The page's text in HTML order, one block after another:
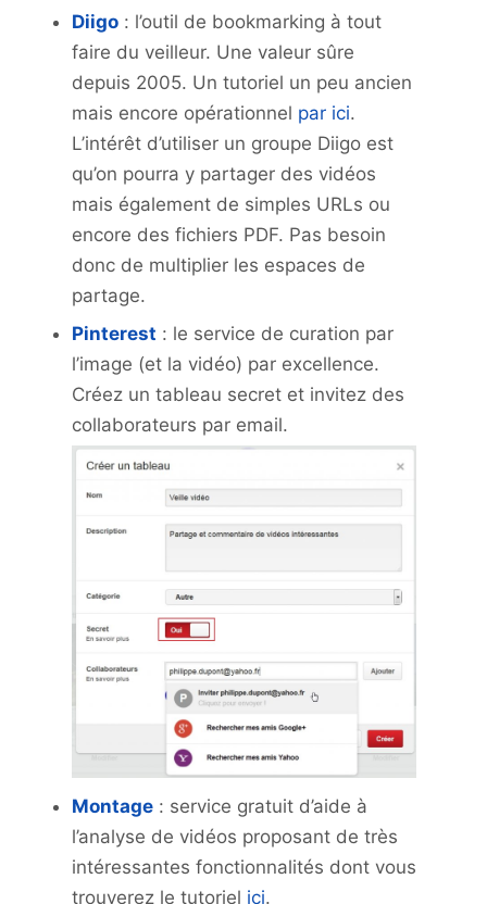
Diigo: l’outil de bookmarking à tout
faire du veilleur. Une valeur sûre
depuis 2005. Un tutoriel un peu ancien
mais encore opérationnel par ici.
L’intérêt d’utiliser un groupe Diigo est
qu’on pourra y partager des vidéos
mais également de simples URLs ou
encore des fichiers PDF. Pas besoin
donc de multiplier les espaces de
partage.
Pinterest : le service de curation par
l’image (et la vidéo) par excellence.
Créez un tableau secret et invitez des
collaborateurs par email.
Montage: service gratuit d’aide à
l’analyse de vidéos proposant de très
intéressantes fonctionnalités dont vous
trouverez le tutoriel ici.